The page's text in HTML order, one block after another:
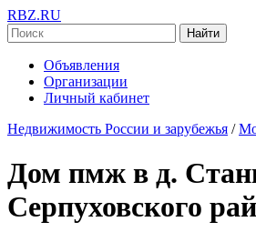
RBZ.RU
Найти
Объявления
Организации
Личный кабинет
Недвижимость России и зарубежья /
Дом пмж в д.
Серпуховского